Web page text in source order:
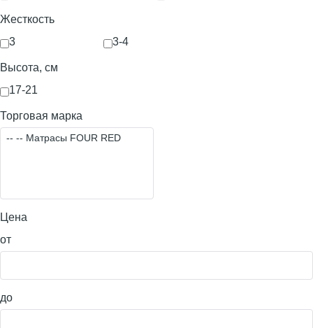
Жесткость
3
3-4
Высота, см
17-21
Торговая марка
Цена
от
до